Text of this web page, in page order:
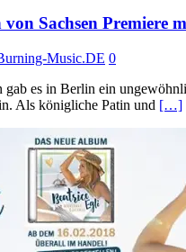
von Sachsen
Music.DE 0
es in Berlin ein
Als königliche Patin und […]